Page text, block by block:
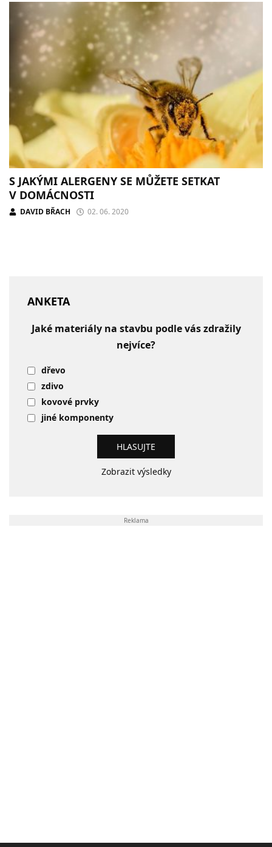
S JAKÝMI ALERGENY SE MŮŽETE SETKAT
V DOMÁCNOSTI
DAVID BŘACH 02. 06. 2020
ANKETA
Jaké materiály na stavbu podle vás zdražily
nejvíce?
dřevo
zdivo
kovové prvky
jiné komponenty
Zobrazit výsledky
Reklama